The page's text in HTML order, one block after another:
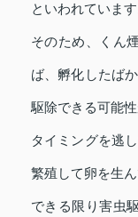
といわれています
そのため、くん
ば、孵化したば
駆除できる可能性
タイミングを逃
繁殖して卵を生
できる限り害虫